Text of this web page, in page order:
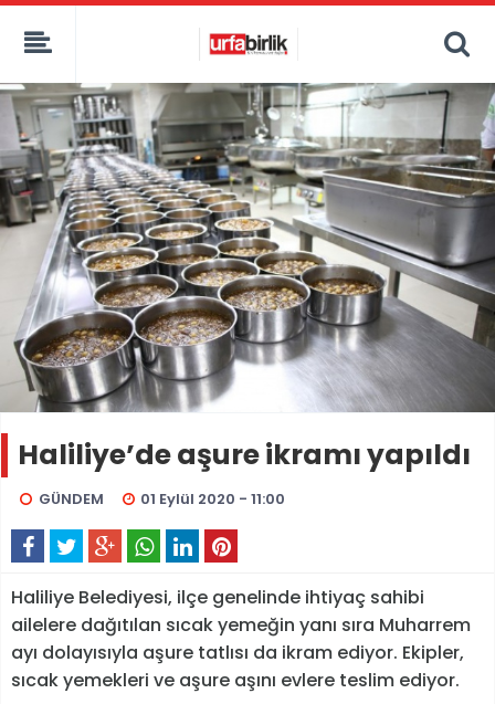
Haliliye’de aşure ikramı yapıldı
GÜNDEM 01 Eylül 2020 - 11:00
Haliliye Belediyesi, ilçe genelinde ihtiyaç sahibi
ailelere dağıtılan sıcak yemeğin yanı sıra Muharrem
ayı dolayısıyla aşure tatlısı da ikram ediyor. Ekipler,
sıcak yemekleri ve aşure aşını evlere teslim ediyor.